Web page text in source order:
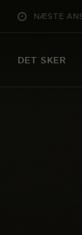
NÆSTE
DET SKER